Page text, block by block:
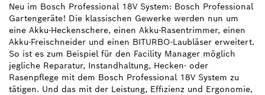
Neu im Bosch Professional 18V System: Bosch Professional
Gartengeräte! Die klassischen Gewerke werden nun um
eine Akku-Heckenschere, einen Akku-Rasentrimmer, einen
Akku-Freischneider und einen BITURBO-Laubläser erweitert.
So ist es zum Beispiel für den Facility Manager möglich
jegliche Reparatur, Instandhaltung, Hecken- oder
Rasenpflege mit dem Bosch Professional 18V System zu
tätigen. Und das mit der Leistung, Effizienz und Ergonomie,